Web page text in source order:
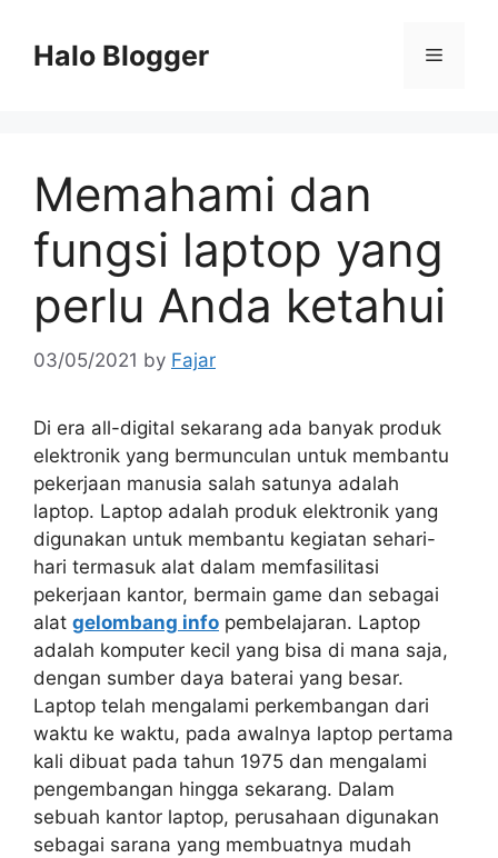
contentHalo Blogger Menu
Memahami dan
fungsi laptop yang
perlu Anda ketahui
03/05/2021 by Fajar
Di era all-digital sekarang ada banyak produk
elektronik yang bermunculan untuk membantu
pekerjaan manusia salah satunya adalah
laptop. Laptop adalah produk elektronik yang
digunakan untuk membantu kegiatan sehari-
hari termasuk alat dalam memfasilitasi
pekerjaan kantor, bermain game dan sebagai
alat gelombang info pembelajaran. Laptop
adalah komputer kecil yang bisa di mana saja,
dengan sumber daya baterai yang besar.
Laptop telah mengalami perkembangan dari
waktu ke waktu, pada awalnya laptop pertama
kali dibuat pada tahun 1975 dan mengalami
pengembangan hingga sekarang. Dalam
sebuah kantor laptop, perusahaan digunakan
sebagai sarana yang membuatnya mudah